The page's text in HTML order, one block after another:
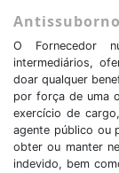
Antissuborno
O Fornecedor
intermediários,
doar qualquer
por força de uma
exercício de
agente público ou
obter ou manter
indevido, bem